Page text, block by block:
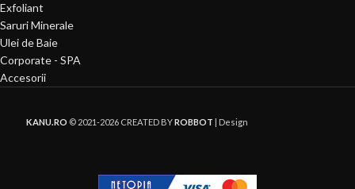
Exfoliant
Saruri Minerale
Ulei de Baie
Corporate - SPA
Accesorii
nostru. Continuând folosirea acestui website, sunteți de acord cu politica